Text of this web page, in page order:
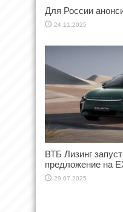
Для России
24.11.2025
ВТБ Лизинг
предложение на
29.07.2025